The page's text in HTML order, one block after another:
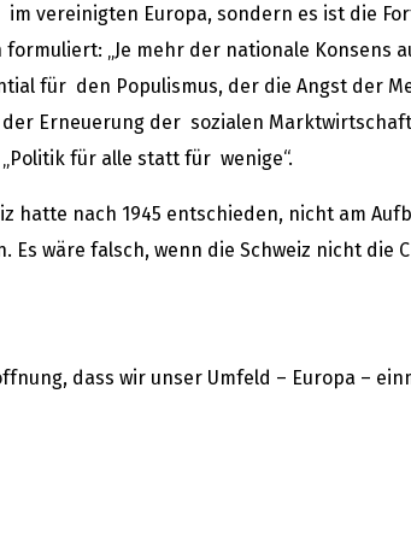
vereinigten Europa, sondern es ist die
„Je mehr der nationale Konsens
für den Populismus, der die Angst der
Erneuerung der sozialen
für alle statt für wenige“.
hatte nach 1945 entschieden, nicht am
wäre falsch, wenn die Schweiz nicht die
dass wir unser Umfeld – Europa –